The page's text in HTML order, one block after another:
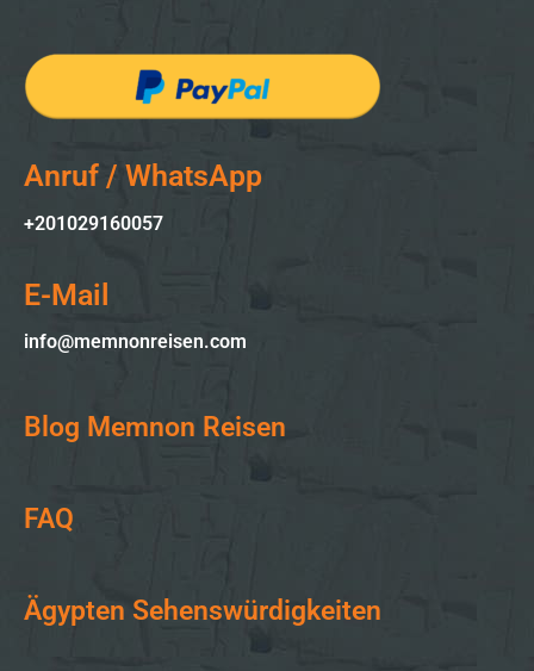
Anruf / WhatsApp
+201029160057
E-Mail
info@memnonreisen.com
Blog Memnon Reisen
FAQ
Ägypten Sehenswürdigkeiten